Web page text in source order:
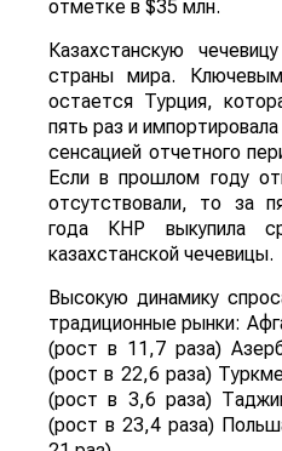
отметке в $35 млн.
Казахстанскую
страны мира.
остается Турция,
пять раз и
сенсацией отчетного
Если в прошлом году
отсутствовали, то за
года КНР выкупила
казахстанской чечевицы.
Высокую динамику
традиционные рынки:
(рост в 11,7 раза)
(рост в 22,6 раза)
(рост в 3,6 раза)
(рост в 23,4 раза)